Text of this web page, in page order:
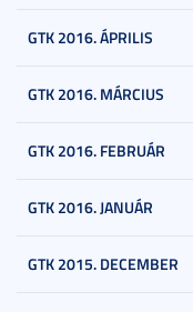
GTK 2016. ÁPRILIS
GTK 2016. MÁRCIUS
GTK 2016. FEBRUÁR
GTK 2016. JANUÁR
GTK 2015. DECEMBER